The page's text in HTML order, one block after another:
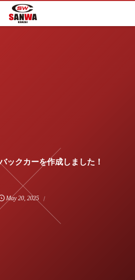
ックカーを作成しました！
May 20,2025